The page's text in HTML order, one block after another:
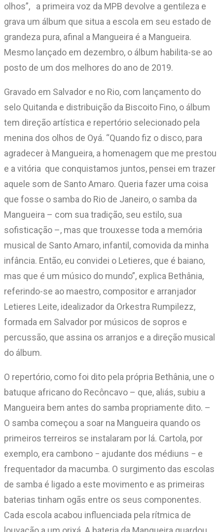
olhos”, a primeira voz da MPB devolve a gentileza e
grava um álbum que situa a escola em seu estado de
grandeza pura, afinal a Mangueira é a Mangueira.
Mesmo lançado em dezembro, o álbum habilita-se ao
posto de um dos melhores do ano de 2019.
Gravado em Salvador e no Rio, com lançamento do
selo Quitanda e distribuição da Biscoito Fino, o álbum
tem direção artística e repertório selecionado pela
menina dos olhos de Oyá. “Quando fiz o disco, para
agradecer à Mangueira, a homenagem que me prestou
e a vitória que conquistamos juntos, pensei em trazer
aquele som de Santo Amaro. Queria fazer uma coisa
que fosse o samba do Rio de Janeiro, o samba da
Mangueira – com sua tradição, seu estilo, sua
sofisticação –, mas que trouxesse toda a memória
musical de Santo Amaro, infantil, comovida da minha
infância. Então, eu convidei o Letieres, que é baiano,
mas que é um músico do mundo”, explica Bethânia,
referindo-se ao maestro, compositor e arranjador
Letieres Leite, idealizador da Orkestra Rumpilezz,
formada em Salvador por músicos de sopros e
percussão, que assina os arranjos e a direção musical
do álbum.
O repertório, como foi dito pela própria Bethânia, une o
batuque africano do Recôncavo – que, aliás, subiu a
Mangueira bem antes do samba propriamente dito. –
O samba começou a soar na Mangueira quando os
primeiros terreiros se instalaram por lá. Cartola, por
exemplo, era cambono − ajudante dos médiuns − e
frequentador da macumba. O surgimento das escolas
de samba é ligado a este movimento e as primeiras
baterias tinham ogãs entre os seus componentes.
Cada escola acabou influenciada pela rítmica de